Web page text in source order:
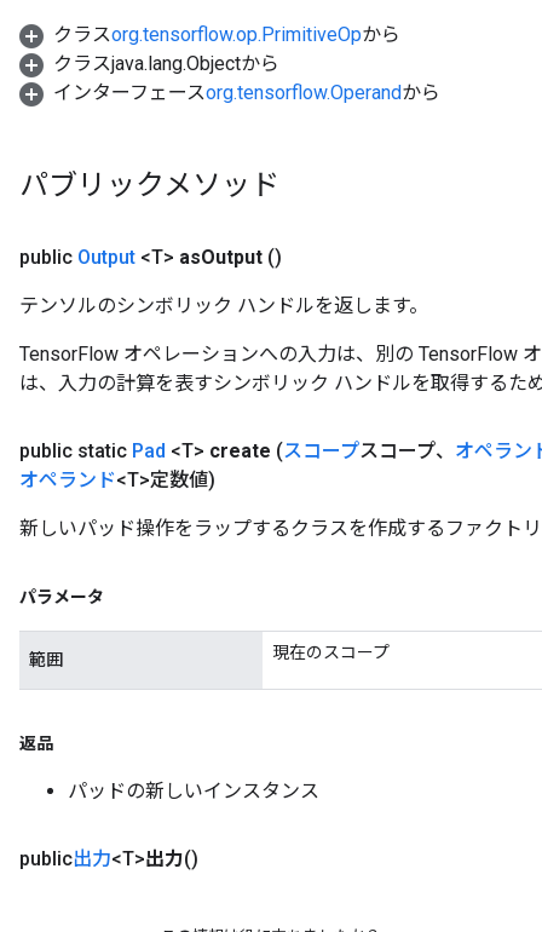
クラスorg.tensorflow.op.PrimitiveOpから
クラスjava.lang.Objectから
インターフェースorg.tensorflow.Operandから
パブリックメソッド
public Output <T> asOutput ()
テンソルのシンボリック ハンドルを返します。
TensorFlow オペレーションへの入力は、別の TensorFlow
は、入力の計算を表すシンボリック ハンドルを取得するた
public static Pad <T> create (スコープスコープ、 オペラン
オペランド<T>定数値)
新しいパッド操作をラップするクラスを作成するファクト
パラメータ
範囲 現在のスコープ
返品
パッドの新しいインスタンス
public出力<T>出力()